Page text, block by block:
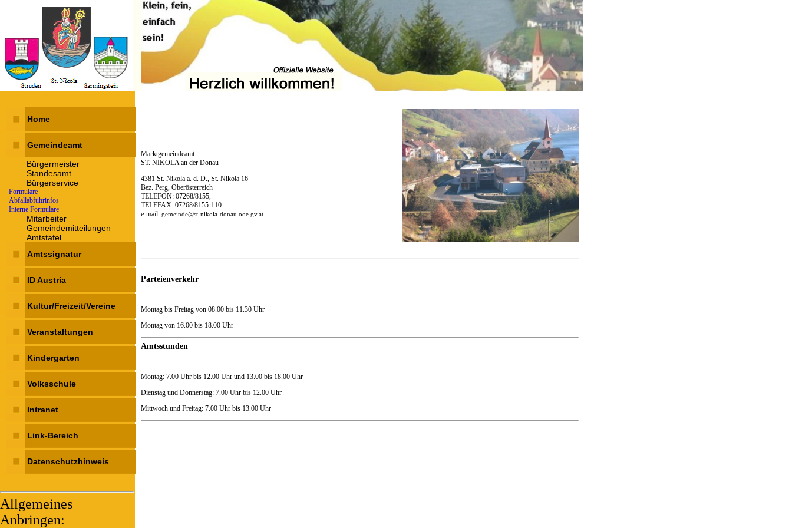
Home
Gemeindeamt
Bürgermeister
Standesamt
Bürgerservice
Formulare
Abfallabfuhrinfos
Interne Formulare
Mitarbeiter
Gemeindemitteilungen
Amtstafel
Amtssignatur
ID Austria
Kultur/Freizeit/Vereine
Veranstaltungen
Kindergarten
Volksschule
Intranet
Link-Bereich
Datenschutzhinweis
Allgemeines
Anbringen:
Marktgemeindeamt
ST. NIKOLA an der Donau
4381 St. Nikola a. d. D., St. Nikola 16
Bez. Perg, Oberösterreich
TELEFON: 07268/8155,
TELEFAX: 07268/8155-110
e-mail: gemeinde@st-nikola-donau.ooe.gv.at
Parteienverkehr
Montag bis Freitag von 08.00 bis 11.30 Uhr
Montag von 16.00 bis 18.00 Uhr
Amtsstunden
Montag: 7.00 Uhr bis 12.00 Uhr und 13.00 bis 18.00 Uhr
Dienstag und Donnerstag: 7.00 Uhr bis 12.00 Uhr
Mittwoch und Freitag: 7.00 Uhr bis 13.00 Uhr